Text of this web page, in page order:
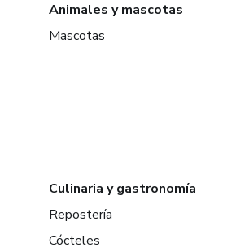
Animales y mascotas
Mascotas
Culinaria y gastronomía
Repostería
Cócteles